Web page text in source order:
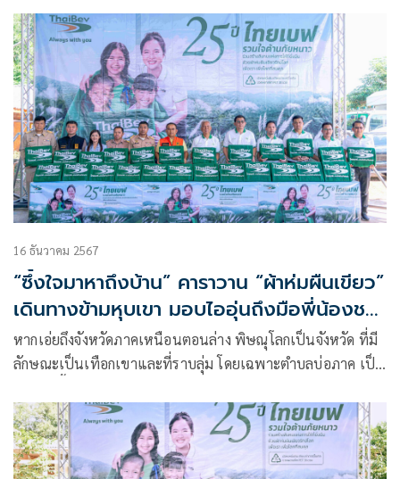
16 ธันวาคม 2567
“ซึ้งใจมาหาถึงบ้าน” คาราวาน “ผ้าห่มผืนเขียว”
เดินทางข้ามหุบเขา มอบไออุ่นถึงมือพี่น้องชาว
พิษณุโลก
หากเอ่ยถึงจังหวัดภาคเหนือนตอนล่าง พิษณุโลกเป็นจังหวัด ที่มี
ลักษณะเป็นเทือกเขาและที่ราบลุ่ม โดยเฉพาะตำบลบ่อภาค เป็น